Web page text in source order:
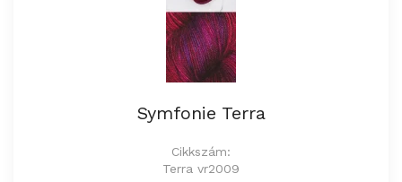
Symfonie Terra
Cikkszám:
Terra vr2009